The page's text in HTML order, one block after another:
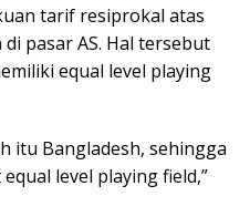
tarif resiprokal atas
pasar AS. Hal tersebut
equal level playing
itu Bangladesh, sehingga
level playing field,”